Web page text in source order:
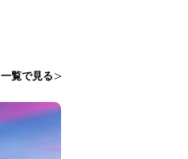
一覧で見る